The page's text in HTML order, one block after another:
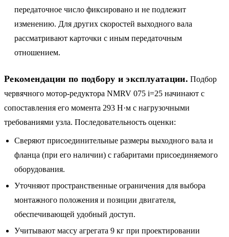
передаточное число фиксировано и не подлежит
изменению. Для других скоростей выходного вала
рассматривают карточки с иным передаточным
отношением.
Рекомендации по подбору и эксплуатации. Подбор
червячного мотор-редуктора NMRV 075 i=25 начинают с
сопоставления его момента 293 Н·м с нагрузочными
требованиями узла. Последовательность оценки:
Сверяют присоединительные размеры выходного вала и
фланца (при его наличии) с габаритами присоединяемого
оборудования.
Уточняют пространственные ограничения для выбора
монтажного положения и позиции двигателя,
обеспечивающей удобный доступ.
Учитывают массу агрегата 9 кг при проектировании